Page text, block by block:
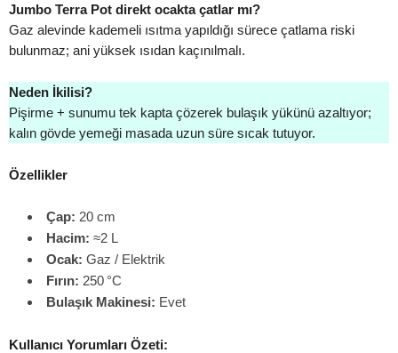
Jumbo Terra Pot direkt ocakta çatlar mı?
Gaz alevinde kademeli ısıtma yapıldığı sürece çatlama riski
bulunmaz; ani yüksek ısıdan kaçınılmalı.
Neden İkilisi?
Pişirme + sunumu tek kapta çözerek bulaşık yükünü azaltıyor;
kalın gövde yemeği masada uzun süre sıcak tutuyor.
Özellikler
Çap: 20 cm
Hacim: ≈2 L
Ocak: Gaz / Elektrik
Fırın: 250 °C
Bulaşık Makinesi: Evet
Kullanıcı Yorumları Özeti: